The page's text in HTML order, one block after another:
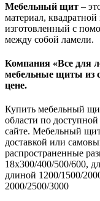
Мебельный щит –
материал,
изготовленный с
между собой ламели.
Компания «Все для
мебельные щиты из
цене.
Купить мебельный
области по
сайте. Мебельный
доставкой или
распространенные
18х300/400/500/600,
длиной 1200/1500/
2000/2500/3000